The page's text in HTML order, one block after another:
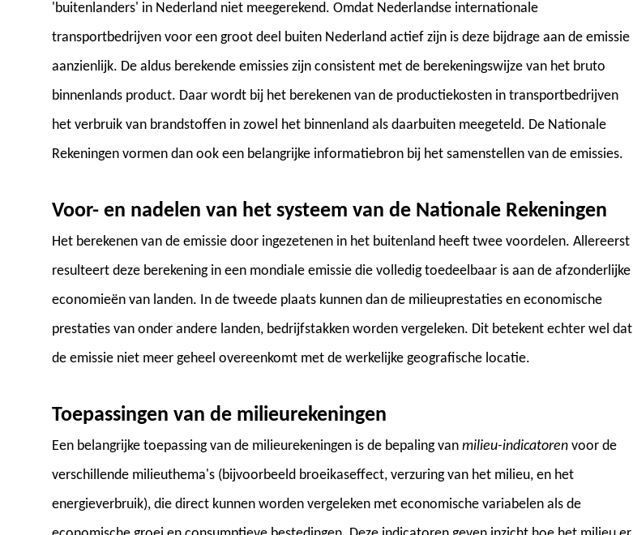
'buitenlanders' in Nederland niet meegerekend. Omdat Nederlandse internationale
transportbedrijven voor een groot deel buiten Nederland actief zijn is deze bijdrage aan de emissie
aanzienlijk. De aldus berekende emissies zijn consistent met de berekeningswijze van het bruto
binnenlands product. Daar wordt bij het berekenen van de productiekosten in transportbedrijven
het verbruik van brandstoffen in zowel het binnenland als daarbuiten meegeteld. De Nationale
Rekeningen vormen dan ook een belangrijke informatiebron bij het samenstellen van de emissies.
Voor- en nadelen van het systeem van de Nationale Rekeningen
Het berekenen van de emissie door ingezetenen in het buitenland heeft twee voordelen. Allereerst
resulteert deze berekening in een mondiale emissie die volledig toedeelbaar is aan de afzonderlijke
economieën van landen. In de tweede plaats kunnen dan de milieuprestaties en economische
prestaties van onder andere landen, bedrijfstakken worden vergeleken. Dit betekent echter wel dat
de emissie niet meer geheel overeenkomt met de werkelijke geografische locatie.
Toepassingen van de milieurekeningen
Een belangrijke toepassing van de milieurekeningen is de bepaling van milieu-indicatoren voor de
verschillende milieuthema's (bijvoorbeeld broeikaseffect, verzuring van het milieu, en het
energieverbruik), die direct kunnen worden vergeleken met economische variabelen als de